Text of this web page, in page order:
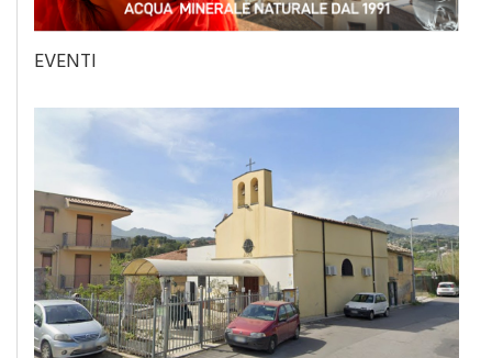
EVENTI